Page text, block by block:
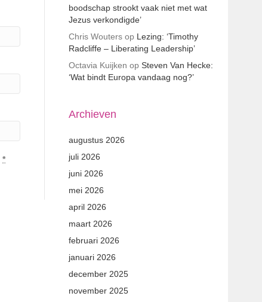
*
boodschap strookt vaak niet met wat
Jezus verkondigde’
Chris Woutersop Lezing: ‘Timothy
Radcliffe – Liberating Leadership’
Octavia Kuijken op Steven Van Hecke:
‘Wat bindt Europa vandaag nog?’
Archieven
augustus 2026
juli 2026
juni 2026
mei 2026
april 2026
maart 2026
februari 2026
januari 2026
december 2025
november 2025